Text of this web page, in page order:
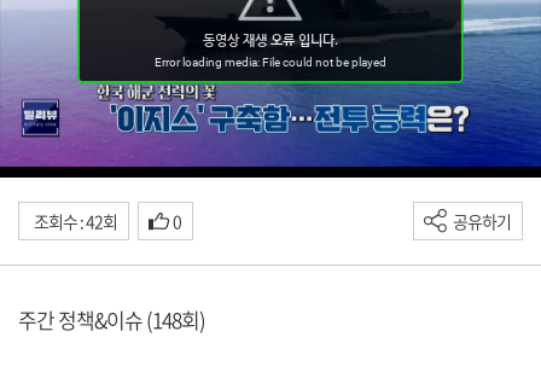
조회수 : 42회 0 공유하기
주간 정책&이슈 (148회)